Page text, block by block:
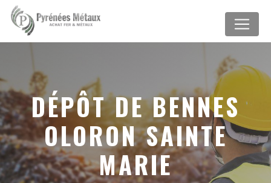
DÉPÔT DE BENNES
OLORON SAINTE
MARIE
Panneau de gestion des cookies